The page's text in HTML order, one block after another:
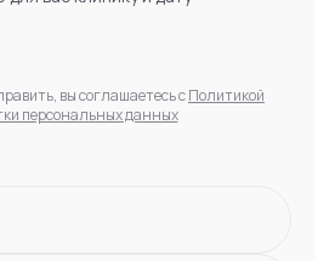
вы соглашаетесь сПолитикой
персональных данных